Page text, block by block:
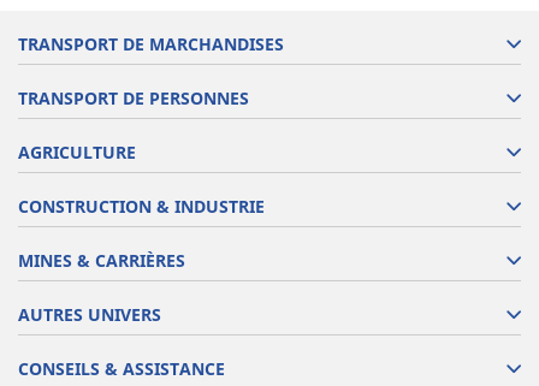
TRANSPORT DE MARCHANDISES
TRANSPORT DE PERSONNES
AGRICULTURE
CONSTRUCTION & INDUSTRIE
MINES & CARRIÈRES
AUTRES UNIVERS
CONSEILS & ASSISTANCE